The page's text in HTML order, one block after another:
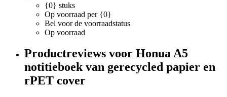
{0} stuks
Op voorraad per {0}
Bel voor de voorraadstatus
Op voorraad
Productreviews voor Honua A5
notitieboek van gerecycled papier en
rPET cover